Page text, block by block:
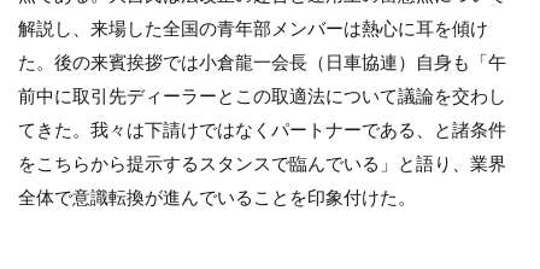
拶
3
令
和7年
度事業
──「閉
じた業
解説し、来場した全国の青年部メンバーは熱心に耳を傾け
た。後の来賓挨拶では小倉龍一会長（日車協連）自身も「午
前中に取引先ディーラーとこの取適法について議論を交わし
てきた。我々は下請けではなくパートナーである、と諸条件
をこちらから提示するスタンスで臨んでいる」と語り、業界
全体で意識転換が進んでいることを印象付けた。